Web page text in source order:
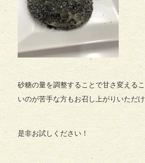
砂糖の量を調整することで甘さ変える
いのが苦手な方もお召し上がりいただ
是非お試しください！